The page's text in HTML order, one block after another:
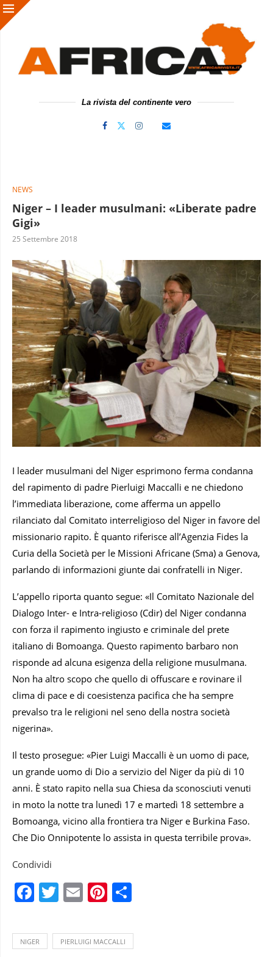
La rivista del continente vero
NEWS
Niger – I leader musulmani: «Liberate padre
Gigi»
25 Settembre 2018
I leader musulmani del Niger esprimono ferma condanna
del rapimento di padre Pierluigi Maccalli e ne chiedono
l’immediata liberazione, come afferma un appello
rilanciato dal Comitato interreligioso del Niger in favore del
missionario rapito. È quanto riferisce all’Agenzia Fides la
Curia della Società per le Missioni Africane (Sma) a Genova,
parlando di informazioni giunte dai confratelli in Niger.
L’appello riporta quanto segue: «Il Comitato Nazionale del
Dialogo Inter- e Intra-religioso (Cdir) del Niger condanna
con forza il rapimento ingiusto e criminale del prete
italiano di Bomoanga. Questo rapimento barbaro non
risponde ad alcuna esigenza della religione musulmana.
Non ha altro scopo che quello di offuscare e rovinare il
clima di pace e di coesistenza pacifica che ha sempre
prevalso tra le religioni nel seno della nostra società
nigerina».
Il testo prosegue: «Pier Luigi Maccalli è un uomo di pace,
un grande uomo di Dio a servizio del Niger da più di 10
anni. È stato rapito nella sua Chiesa da sconosciuti venuti
in moto la notte tra lunedì 17 e martedì 18 settembre a
Bomoanga, vicino alla frontiera tra Niger e Burkina Faso.
Che Dio Onnipotente lo assista in questa terribile prova».
Condividi
Facebook
Twitter
EmailPinterest
NIGER PIERLUIGI MACCALLI